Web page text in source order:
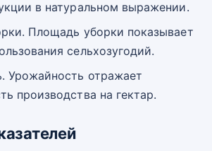
в натуральном выражении.
Площадь уборки показывает
сельхозугодий.
Урожайность отражает
производства на гектар.